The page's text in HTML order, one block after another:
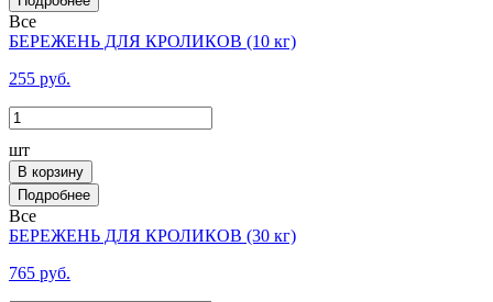
Все
БЕРЕЖЕНЬ ДЛЯ КРОЛИКОВ (10 кг)
255 руб.
шт
В корзину
Все
БЕРЕЖЕНЬ ДЛЯ КРОЛИКОВ (30 кг)
765 руб.